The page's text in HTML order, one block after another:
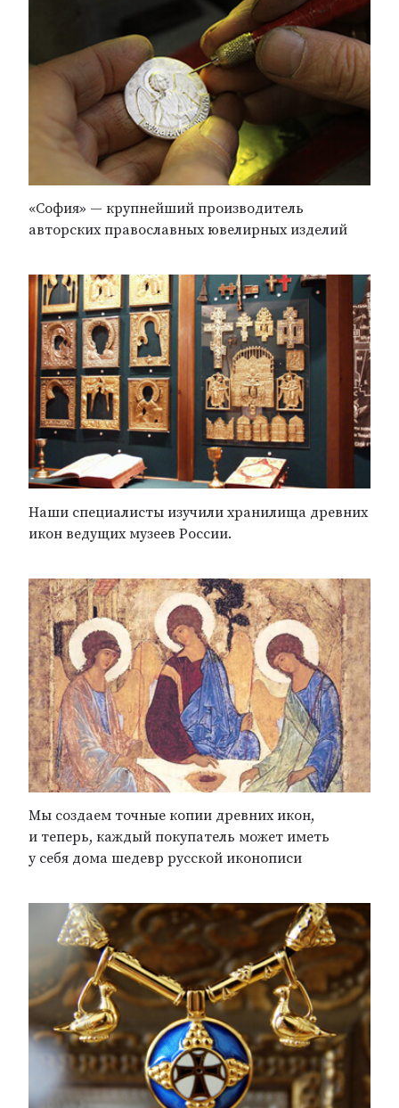
«София» — крупнейший производитель
авторских православных ювелирных изделий
Наши специалисты изучили хранилища древних
икон ведущих музеев России.
Мы создаем точные копии древних икон,
и теперь, каждый покупатель может иметь
у себя дома шедевр русской иконописи